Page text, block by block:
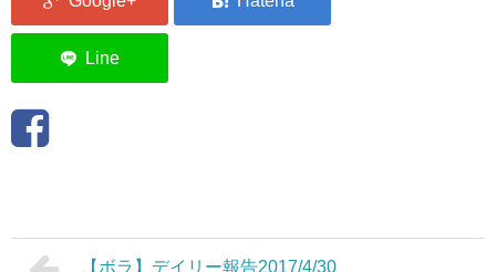
【ボラ】デイリー報告2017/4/30
お問い合わせ